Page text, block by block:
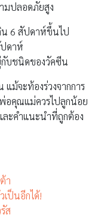
มปลอดภัยสูง
น 6 สัปดาห์ขึ้นไป
ปดาห์
กับชนิดของวัคซีน
แม้จะท้องร่วงจากการ
พ่อคุณแม่ควรไปลูกน้อย
ะคำแนะนำที่ถูกต้อง
า
เป็นอีกได้!
ส